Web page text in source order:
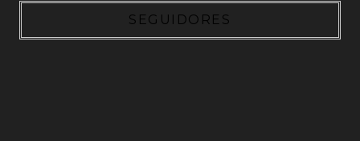
SEGUIDORES